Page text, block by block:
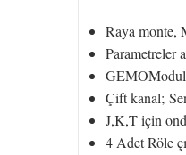
Raya monte,
Parametreler
Çift kanal;
J,K,T için
4 Adet Röle